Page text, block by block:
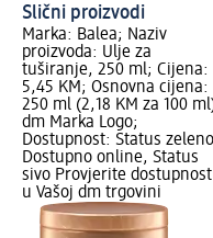
Slični proizvodi
Marka: Balea; Naziv
proizvoda: Ulje za
tuširanje, 250 ml; Cijena:
5,45 KM; Osnovna cijena:
250 ml (2,18 KM za 100
dm Marka Logo;
Dostupnost: Status zeleno
Dostupno online, Status
sivo Provjerite dostupnost
u Vašoj dm trgovini